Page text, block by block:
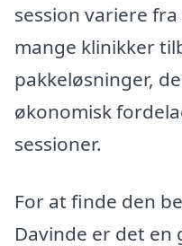
session variere
mange klinikker
pakkeløsninger,
økonomisk
sessioner.
For at finde den
Davinde er det